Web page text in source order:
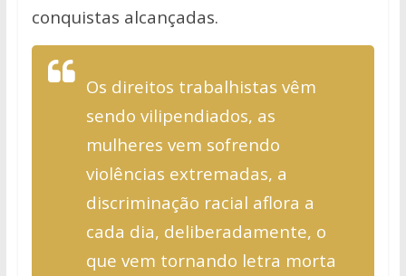
conquistas alcançadas.
Os direitos trabalhistas vêm
sendo vilipendiados, as
mulheres vem sofrendo
violências extremadas, a
discriminação racial aflora a
cada dia, deliberadamente, o
que vem tornando letra morta